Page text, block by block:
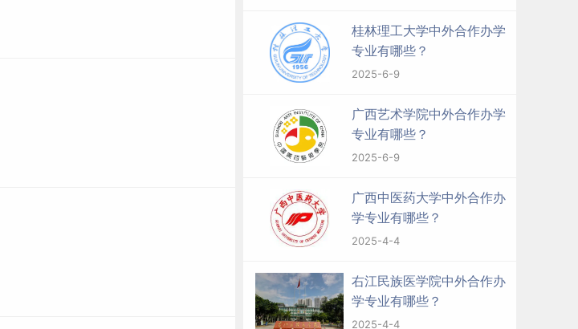
桂林理工大学中外合作办学
专业有哪些？
2025-6-9
广西艺术学院中外合作办学
专业有哪些？
2025-6-9
广西中医药大学中外合作办
学专业有哪些？
2025-4-4
右江民族医学院中外合作办
学专业有哪些？
2025-4-4